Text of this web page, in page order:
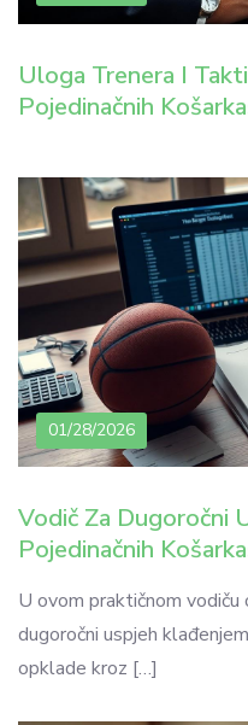
Uloga Trenera I
Pojedinačnih
01/28/2026
Vodič Za Dugoročni
Pojedinačnih
U ovom praktičnom vodiču
dugoročni uspjeh
opklade kroz […]